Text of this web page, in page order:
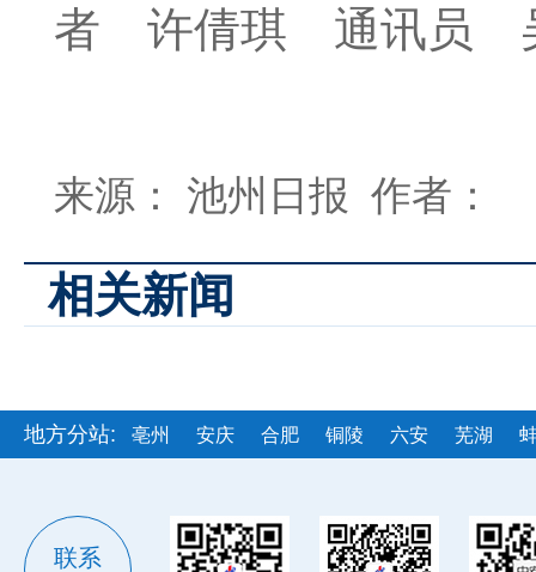
者 许倩琪 通讯员
来源： 池州日报 作者：
相关新闻
地方分站: 亳州 安庆 合肥 铜陵 六安 芜湖
联系